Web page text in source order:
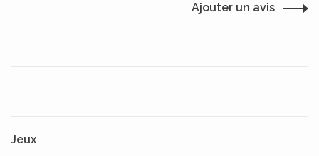
Ajouter un avis
Jeux